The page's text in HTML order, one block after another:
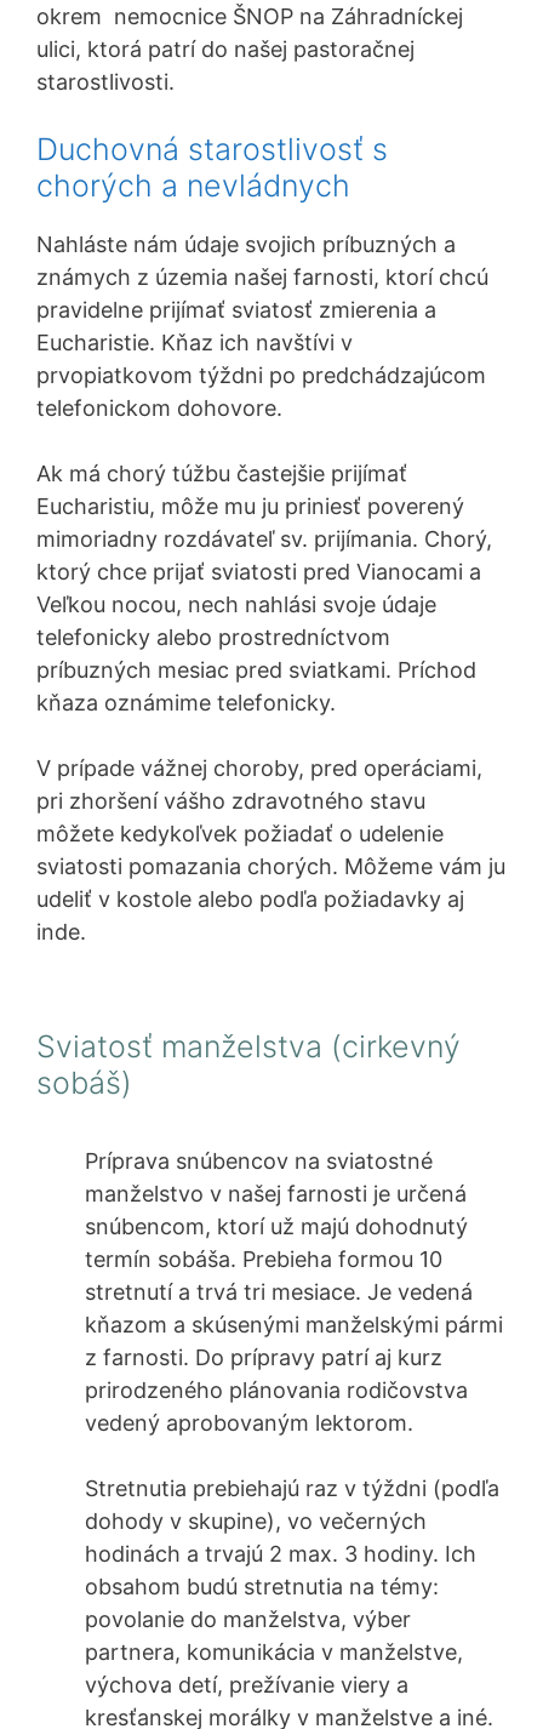
okrem nemocnice ŠNOP na Záhradníckej
ulici, ktorá patrí do našej pastoračnej
starostlivosti.
Duchovná starostlivosť s
chorých a nevládnych
Nahláste nám údaje svojich príbuzných a
známych z územia našej farnosti, ktorí chcú
pravidelne prijímať sviatosť zmierenia a
Eucharistie. Kňaz ich navštívi v
prvopiatkovom týždni po predchádzajúcom
telefonickom dohovore.
Ak má chorý túžbu častejšie prijímať
Eucharistiu, môže mu ju priniesť poverený
mimoriadny rozdávateľ sv. prijímania. Chorý,
ktorý chce prijať sviatosti pred Vianocami a
Veľkou nocou, nech nahlási svoje údaje
telefonicky alebo prostredníctvom
príbuzných mesiac pred sviatkami. Príchod
kňaza oznámime telefonicky.
V prípade vážnej choroby, pred operáciami,
pri zhoršení vášho zdravotného stavu
môžete kedykoľvek požiadať o udelenie
sviatosti pomazania chorých. Môžeme vám ju
udeliť v kostole alebo podľa požiadavky aj
inde.
Sviatosť manželstva (cirkevný
sobáš)
Príprava snúbencov na sviatostné
manželstvo v našej farnosti je určená
snúbencom, ktorí už majú dohodnutý
termín sobáša. Prebieha formou 10
stretnutí a trvá tri mesiace. Je vedená
kňazom a skúsenými manželskými pármi
z farnosti. Do prípravy patrí aj kurz
prirodzeného plánovania rodičovstva
vedený aprobovaným lektorom.
Stretnutia prebiehajú raz v týždni (podľa
dohody v skupine), vo večerných
hodinách a trvajú 2 max. 3 hodiny. Ich
obsahom budú stretnutia na témy:
povolanie do manželstva, výber
partnera, komunikácia v manželstve,
výchova detí, prežívanie viery a
kresťanskej morálky v manželstve a iné.